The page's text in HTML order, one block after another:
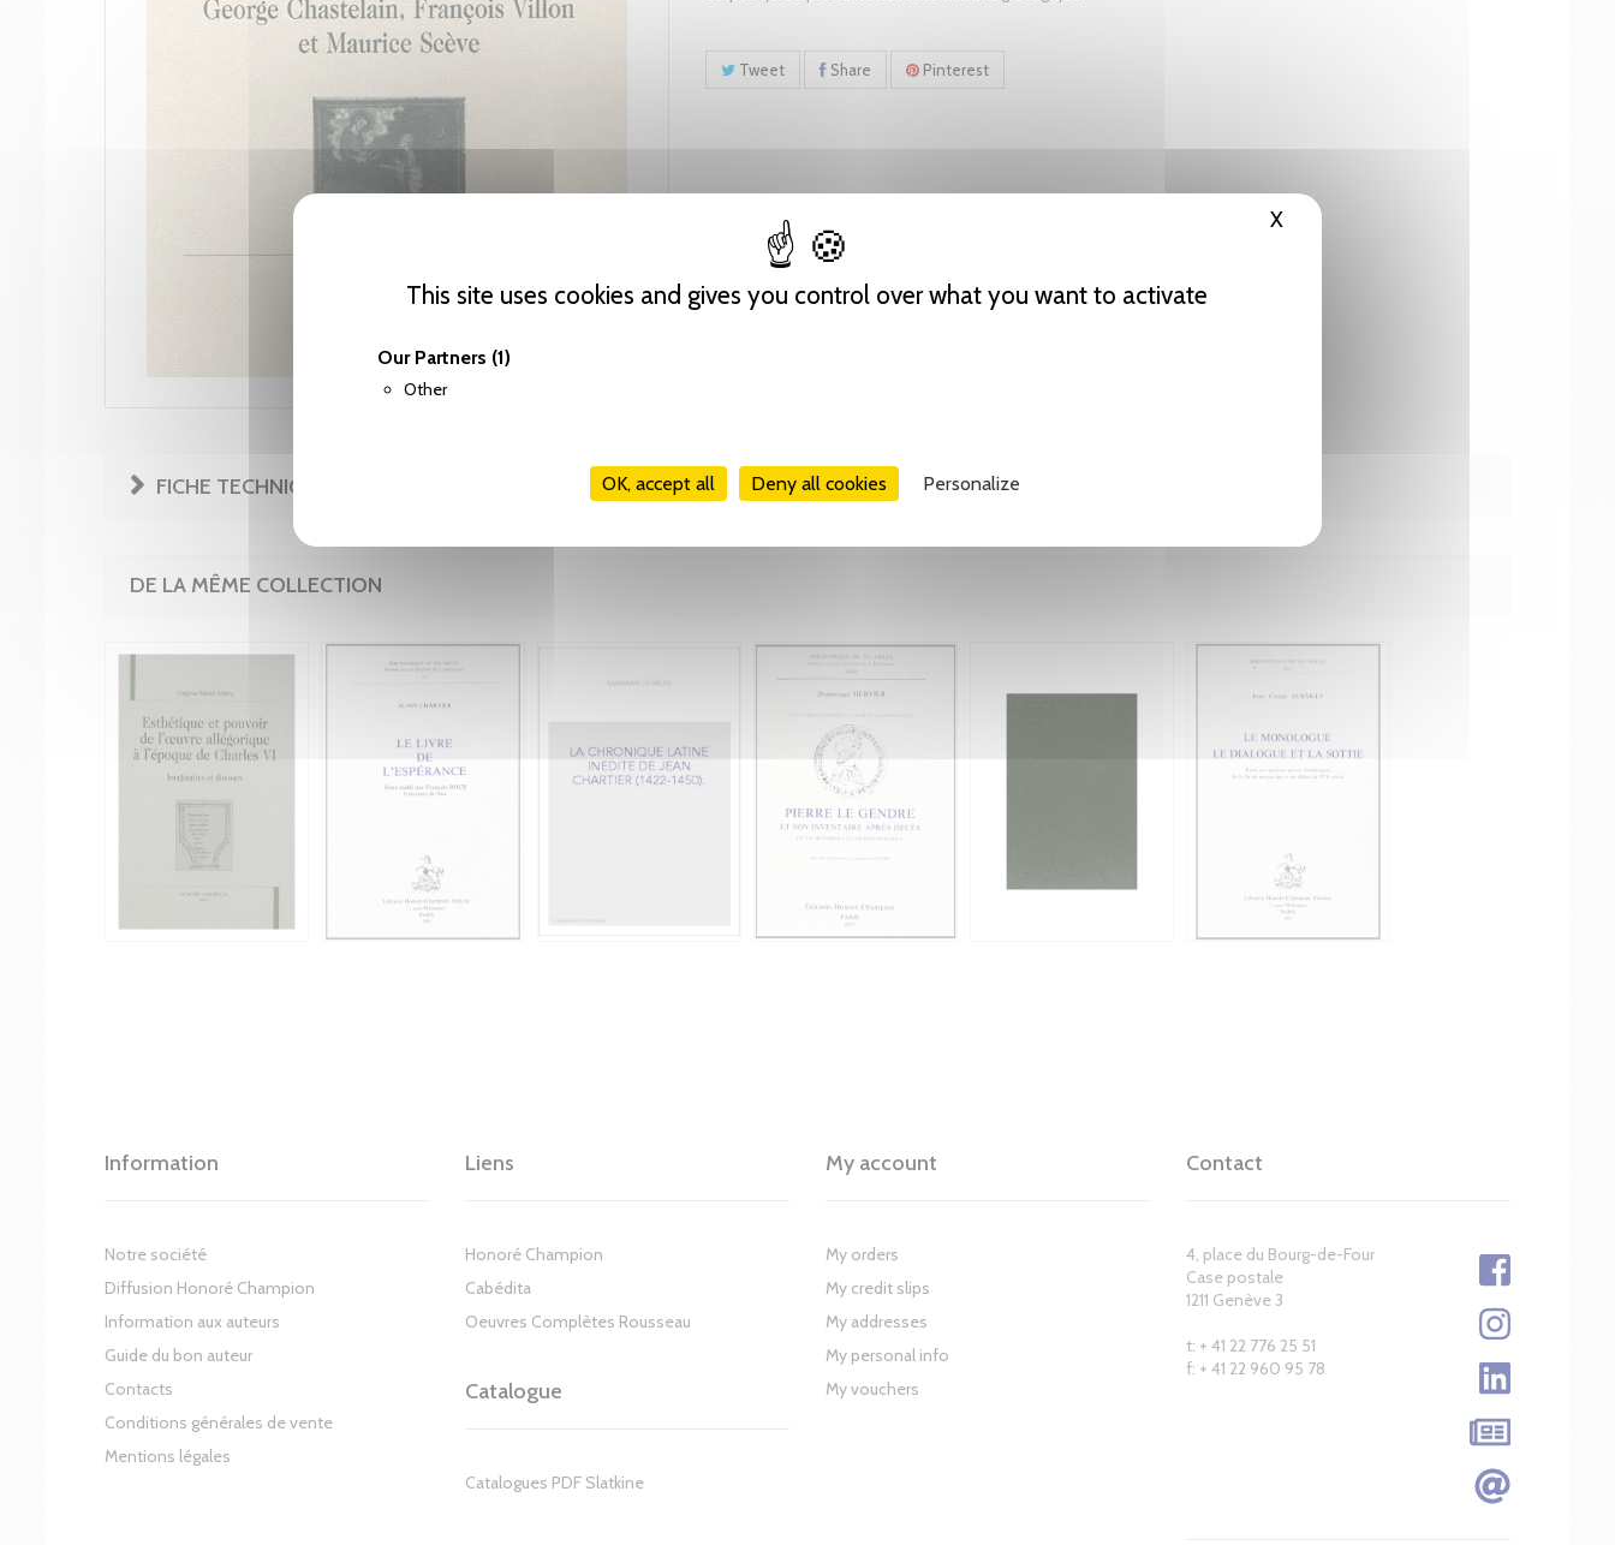
This site uses cookies and gives you control over what you want to activate
Our Partners (1)
Other
OK, accept all Deny all cookies Personalize
X Hide cookie banner
Tweet Share Pinterest
FICHE TECHNIQUE
DE LA MÊME COLLECTION
Information
Notre société
Diffusion Honoré Champion
Information aux auteurs
Guide du bon auteur
Contacts
Conditions générales de vente
Mentions légales
Liens
Honoré Champion
Cabédita
Oeuvres Complètes Rousseau
Catalogue
Catalogues PDF Slatkine
My account
My orders
My credit slips
My addresses
My personal info
My vouchers
Contact
4, place du Bourg-de-Four
Case postale
1211 Genève 3
t: + 41 22 776 25 51
f: + 41 22 960 95 78